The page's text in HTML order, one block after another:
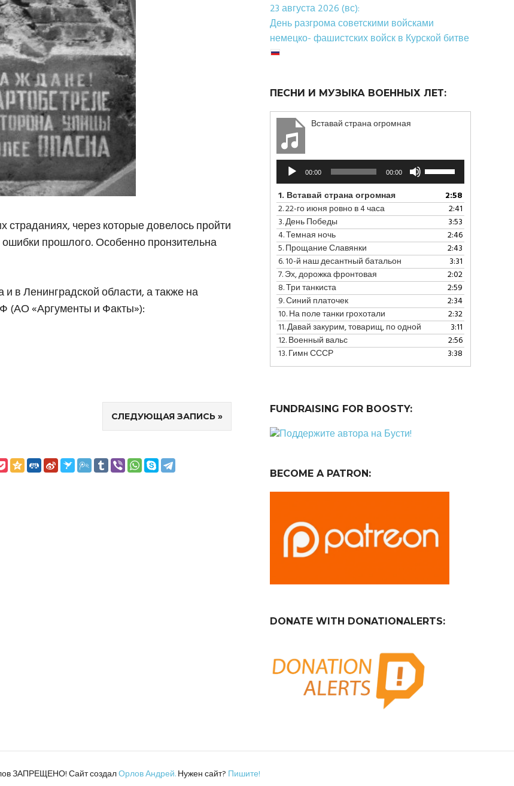
через которые довелось пройти
прошлого. Особенно пронзительна
в Ленинградской области, а также на
«Аргументы и Факты»):
СЛЕДУЮЩАЯ ЗАПИСЬ
23 августа 2026 (вс):
День разгрома советскими войсками
немецко- фашистских войск в Курской битве
ПЕСНИ И МУЗЫКА ВОЕННЫХ ЛЕТ:
Вставай страна огромная
Аудиоплеер
00:00 00:00
вниз,
чтобы
увеличить
или
уменьшить
громкость.
1. Вставай страна огромная
2:58
2.22-го июня ровно в 4 часа
2:41
3.День Победы
3:53
4.Темная ночь
2:46
5.Прощание Славянки
2:43
6.10-й наш десантный батальон
3:31
7.Эх, дорожка фронтовая
2:02
8.Три танкиста
2:59
9.Синий платочек
2:34
10.На поле танки грохотали
2:32
11.Давай закурим, товарищ, по одной
3:11
12.Военный вальс
2:56
13.Гимн СССР 3:38
FUNDRAISING FOR BOOSTY:
BECOME A PATRON:
DONATE WITH DONATIONALERTS:
ЗАПРЕЩЕНО! Сайт создалОрлов Андрей.Нужен сайт? Пишите!